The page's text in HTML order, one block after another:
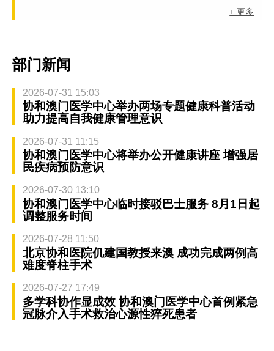
+ 更多
部门新闻
2026-07-31 15:03
协和澳门医学中心举办两场专题健康科普活动
助力提高自我健康管理意识
2026-07-31 11:15
协和澳门医学中心将举办公开健康讲座 增强居
民疾病预防意识
2026-07-30 13:10
协和澳门医学中心临时接驳巴士服务 8月1日起
调整服务时间
2026-07-28 11:50
北京协和医院仉建国教授来澳 成功完成两例高
难度脊柱手术
2026-07-27 17:49
多学科协作显成效 协和澳门医学中心首例紧急
冠脉介入手术救治心源性猝死患者